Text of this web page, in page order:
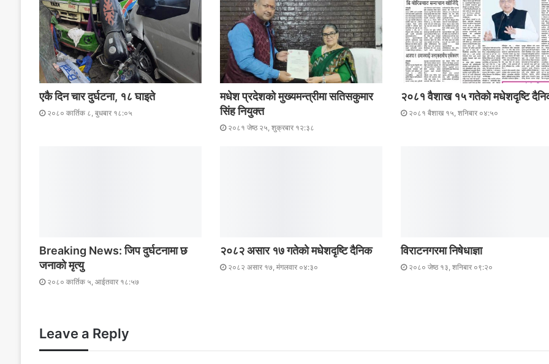
एकै दिन चार दुर्घटना, १८ घाइते
२०८० कार्तिक ८, बुधबार १८:०५
मधेश प्रदेशको मुख्यमन्त्रीमा सतिसकुमार
सिंह नियुक्त
२०८१ जेष्ठ २५, शुक्रबार १२:३८
२०८१ वैशाख १५ गतेकाे मधेशदृष्टि
२०८१ बैशाख १५, शनिबार ०४:५०
Breaking News: जिप दुर्घटनामा छ
जनाकाे मृत्यु
२०८० कार्तिक ५, आईतवार १८:५७
२०८२ असार १७ गतेकाे मधेशदृष्टि दैनिक
२०८२ असार १७, मंगलवार ०४:३०
विराटनगरमा निषेधाज्ञा
२०८० जेष्ठ १३, शनिबार ०९:२०
Leave a Reply